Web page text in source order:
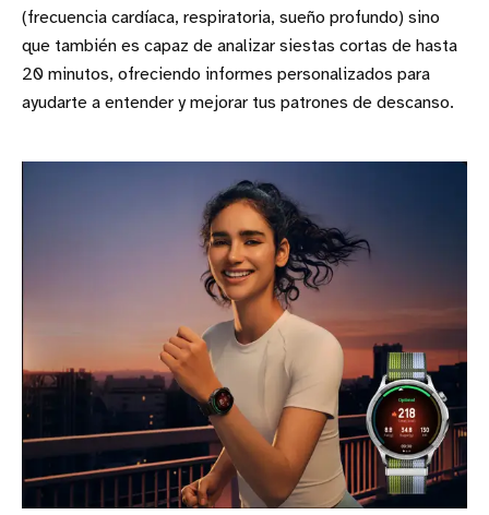
(frecuencia cardíaca, respiratoria, sueño profundo) sino
que también es capaz de analizar siestas cortas de hasta
20 minutos, ofreciendo informes personalizados para
ayudarte a entender y mejorar tus patrones de descanso.